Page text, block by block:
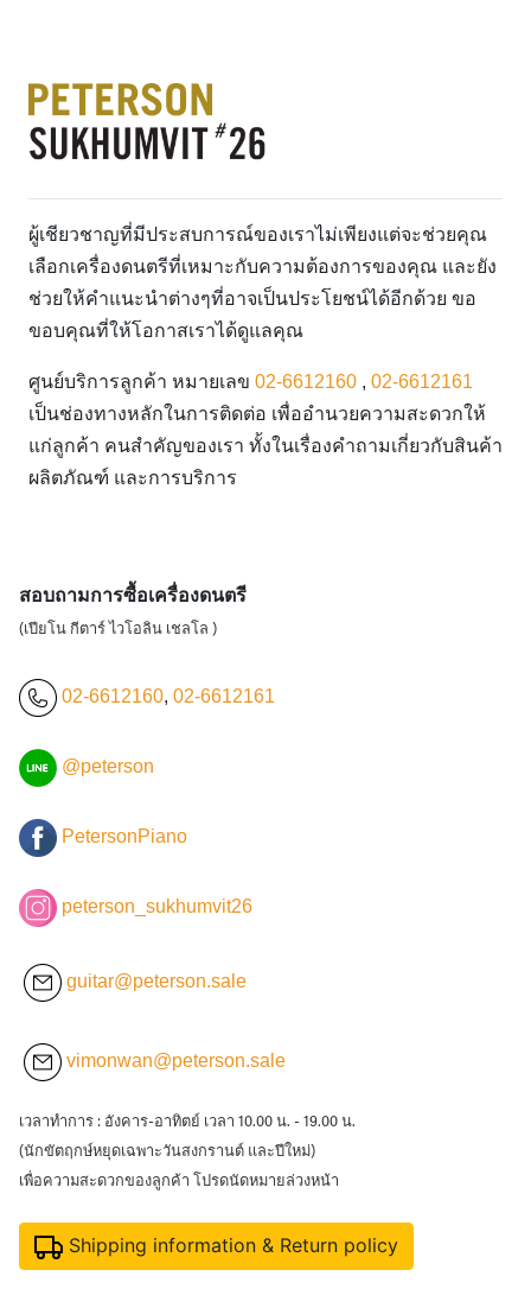
ผู้เชียวชาญที่มีประสบการณ์ของเราไม่เพียงแต่จะช่วยคุณ
เลือกเครื่องดนตรีที่เหมาะกับความต้องการของคุณ และยัง
ช่วยให้คำแนะนำต่างๆที่อาจเป็นประโยชน์ได้อีกด้วย ขอ
ขอบคุณที่ให้โอกาสเราได้ดูแลคุณ
ศูนย์บริการลูกค้า หมายเลข 02-6612160 , 02-6612161
เป็นช่องทางหลักในการติดต่อ เพื่ออำนวยความสะดวกให้
แก่ลูกค้า คนสำคัญของเรา ทั้งในเรื่องคำถามเกี่ยวกับสินค้า
ผลิตภัณฑ์ และการบริการ
สอบถามการซื้อเครื่องดนตรี
(เปียโน กีตาร์ ไวโอลิน เชลโล )
02-6612160, 02-6612161
@peterson
PetersonPiano
peterson_sukhumvit26
guitar@peterson.sale
vimonwan@peterson.sale
เวลาทำการ : อังคาร-อาทิตย์ เวลา 10.00 น. - 19.00 น.
(นักขัตฤกษ์หยุดเฉพาะวันสงกรานต์ และปีใหม่)
เพื่อความสะดวกของลูกค้า โปรดนัดหมายล่วงหน้า
Shipping information & Return policy